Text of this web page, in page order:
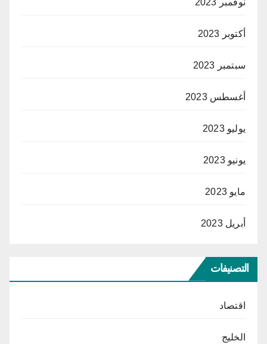
نوفمبر 2023
أكتوبر 2023
سبتمبر 2023
أغسطس 2023
يوليو 2023
يونيو 2023
مايو 2023
أبريل 2023
التصنيفات
اقتصاد
الخليج